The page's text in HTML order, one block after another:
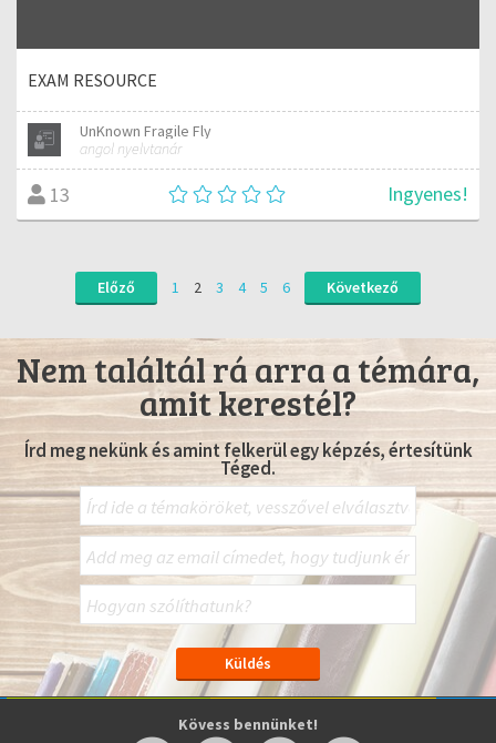
EXAM RESOURCE
UnKnown Fragile Fly
angol nyelvtanár
13 Ingyenes!
Előző 1 2 3 4 5 6 Következő
Nem találtál rá arra a témára,
amit kerestél?
Írd meg nekünk és amint felkerül egy képzés, értesítünk
Téged.
Kövess bennünket!